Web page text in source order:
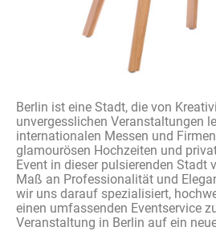
Berlin ist eine Stadt, die von
unvergesslichen Veranstaltungen
internationalen Messen und
glamourösen Hochzeiten und
Event in dieser pulsierenden Stadt
Maß an Professionalität und
wir uns darauf spezialisiert,
einen umfassenden Eventservice
Veranstaltung in Berlin auf ein